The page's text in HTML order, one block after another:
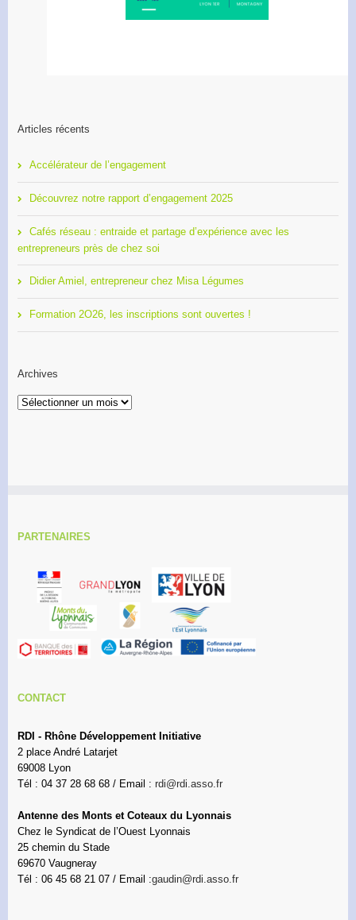
Articles récents
Accélérateur de l’engagement
Découvrez notre rapport d’engagement 2025
Cafés réseau : entraide et partage d’expérience avec les
entrepreneurs près de chez soi
Didier Amiel, entrepreneur chez Misa Légumes
Formation 2O26, les inscriptions sont ouvertes !
Archives
Archives
PARTENAIRES
CONTACT
RDI - Rhône Développement Initiative
2 place André Latarjet
69008 Lyon
Tél : 04 37 28 68 68 / Email : rdi@rdi.asso.fr
Antenne des Monts et Coteaux du Lyonnais
Chez le Syndicat de l’Ouest Lyonnais
25 chemin du Stade
69670 Vaugneray
Tél : 06 45 68 21 07 / Email :gaudin@rdi.asso.fr